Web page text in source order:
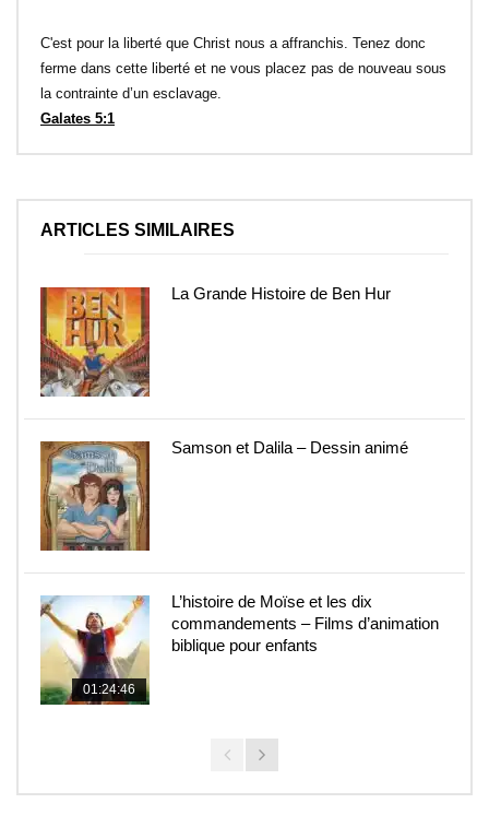
C'est pour la liberté que Christ nous a affranchis. Tenez donc
ferme dans cette liberté et ne vous placez pas de nouveau sous
la contrainte d’un esclavage.
Galates 5:1
ARTICLES SIMILAIRES
La Grande Histoire de Ben Hur
Samson et Dalila – Dessin animé
01:24:46
L’histoire de Moïse et les dix
commandements – Films d’animation
biblique pour enfants